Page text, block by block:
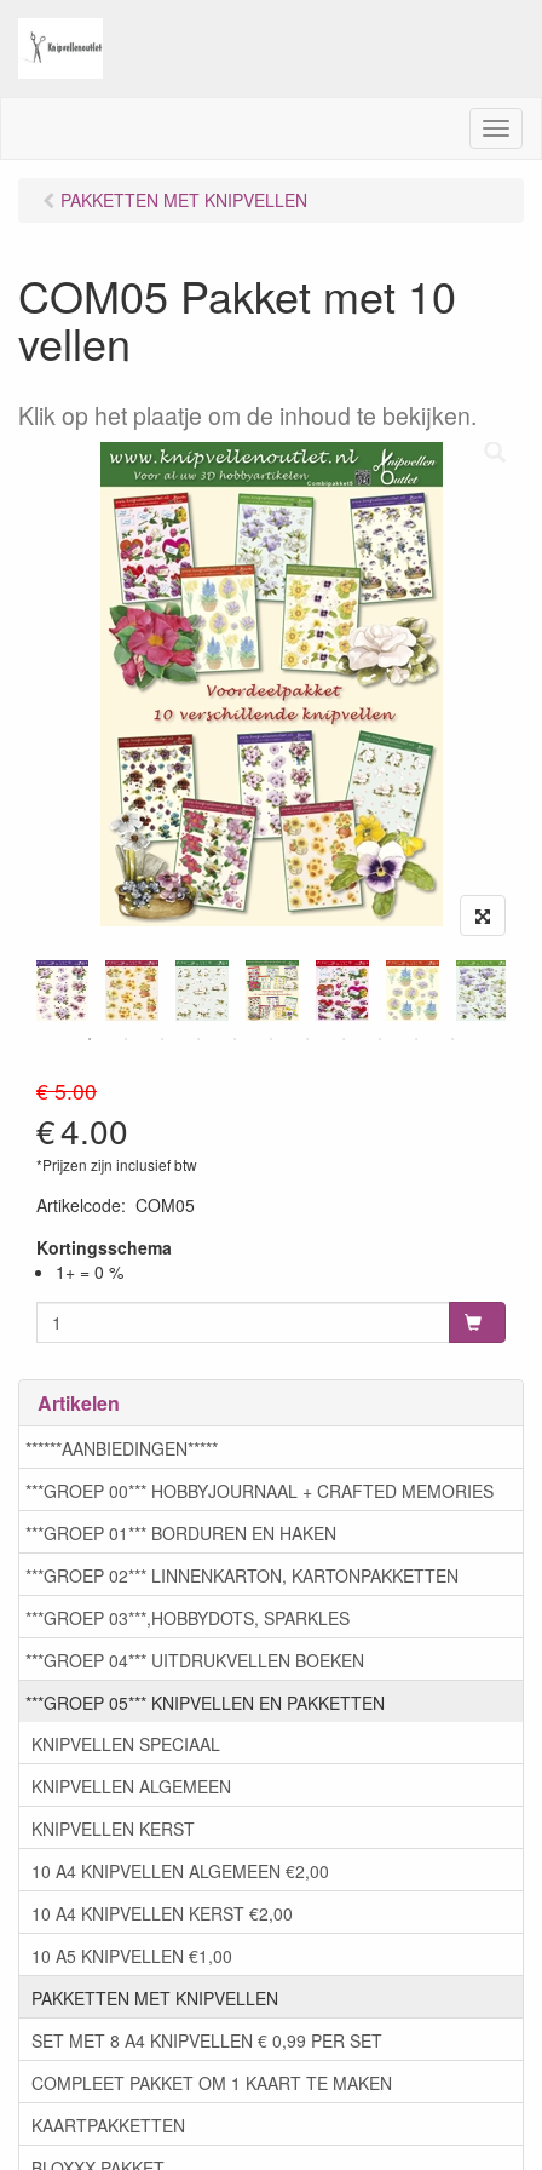
M
e
PAKKETTEN MET KNIPVELLEN
COM05 Pakket met 10
vellen
Klik op het plaatje om de inhoud te bekijken.
€ 5.00
€4.00
*Prijzen zijn inclusief btw
Artikelcode: COM05
Kortingsschema
1+ = 0 %
Artikelen
******AANBIEDINGEN*****
***GROEP 00*** HOBBYJOURNAAL + CRAFTED MEMORIES
***GROEP 01*** BORDUREN EN HAKEN
***GROEP 02*** LINNENKARTON, KARTONPAKKETTEN
***GROEP 03***,HOBBYDOTS, SPARKLES
***GROEP 04*** UITDRUKVELLEN BOEKEN
***GROEP 05*** KNIPVELLEN EN PAKKETTEN
KNIPVELLEN SPECIAAL
KNIPVELLEN ALGEMEEN
KNIPVELLEN KERST
10 A4 KNIPVELLEN ALGEMEEN €2,00
10 A4 KNIPVELLEN KERST €2,00
10 A5 KNIPVELLEN €1,00
PAKKETTEN MET KNIPVELLEN
SET MET 8 A4 KNIPVELLEN € 0,99 PER SET
COMPLEET PAKKET OM 1 KAART TE MAKEN
KAARTPAKKETTEN